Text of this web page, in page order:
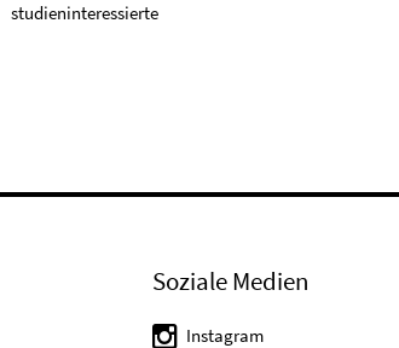
studieninteressierte
Soziale Medien
Instagram